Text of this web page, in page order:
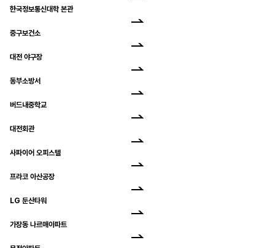
한국정보통신대학 본관
중구보건소
대전 야구장
동부소방서
버드내중학교
대전회관
사파이어 오피스텔
프라코 아산공장
LG 둔산타워
가장동 나르매아파트